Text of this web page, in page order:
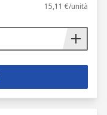
15,11 €/unità